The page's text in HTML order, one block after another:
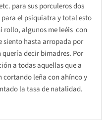
para sus porculeros dos
para el psiquiatra y total esto
rollo, algunos me leéis con
siento hasta arropada por
decir bimadres. Por
a todas aquellas que a
cortando leña con ahínco y
la tasa de natalidad.